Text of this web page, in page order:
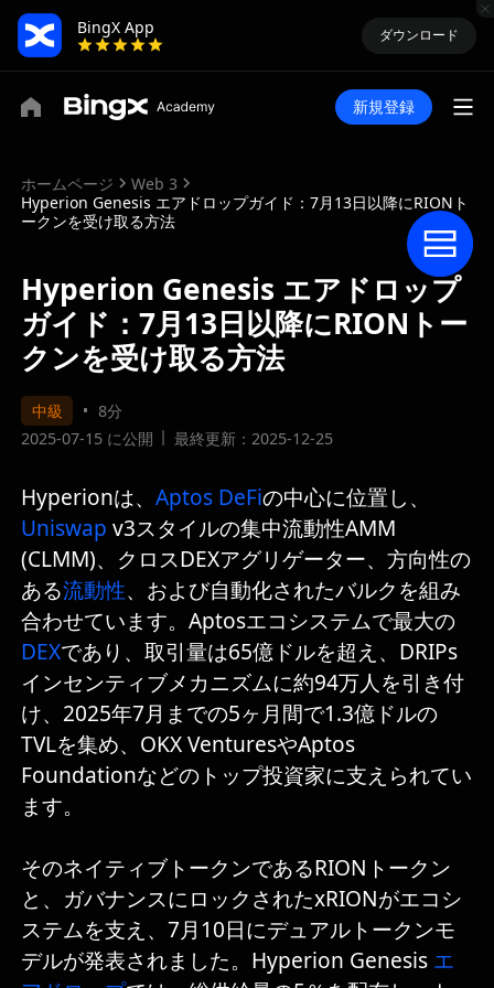
BingX App
ダウンロード
新規登録
ホームページ
Web 3
Hyperion Genesis エアドロップガイド：7月13日以降にRIONト
ークンを受け取る方法
Hyperion Genesis エアドロップ
ガイド：7月13日以降にRIONトー
クンを受け取る方法
中級
8分
2025-07-15 に公開
最終更新：2025-12-25
Hyperionは、 Aptos DeFiの中心に位置し、
Uniswap v3スタイルの集中流動性AMM
(CLMM)、クロスDEXアグリゲーター、方向性の
ある流動性 、および自動化されたバルクを組み
合わせています。Aptosエコシステムで最大の
DEXであり、取引量は65億ドルを超え、DRIPs
インセンティブメカニズムに約94万人を引き付
け、2025年7月までの5ヶ月間で1.3億ドルの
TVLを集め、OKX VenturesやAptos
Foundationなどのトップ投資家に支えられてい
ます。
そのネイティブトークンであるRIONトークン
と、ガバナンスにロックされたxRIONがエコシ
ステムを支え、7月10日にデュアルトークンモ
デルが発表されました。Hyperion Genesis エ